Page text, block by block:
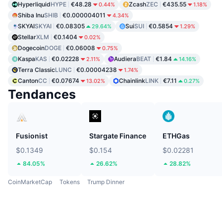
HyperliquidHYPE €48.28 0.44% ZcashZEC €435.55 1.18%
Shiba InuSHIB €0.000004011 4.34%
SKYAISKYAI €0.08305 29.64% SuiSUI €0.5854 1.29%
StellarXLM €0.1404 0.02%
DogecoinDOGE €0.06008 0.75%
KaspaKAS €0.02228 2.11% AudieraBEAT €1.84 14.16%
Terra ClassicLUNC €0.00004238 1.74%
CantonCC €0.07674 13.02% ChainlinkLINK €7.11 0.27%
Tendances
Fusionist
$0.1349
84.05%
Stargate Finance
$0.154
26.62%
ETHGas
$0.02281
28.82%
CoinMarketCap Tokens Trump Dinner